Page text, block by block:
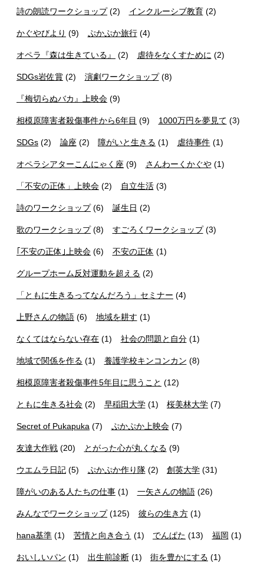
詩の朗読ワークショップ(2) インクルーシブ教育(2)
かぐやびより (9) ぷかぷか旅行(4)
オペラ『森は生きている』 (2) 虐待をなくすために (2)
SDGs岩佐賞 (2) 演劇ワークショップ(8)
『梅切らぬバカ』上映会 (9)
相模原障害者殺傷事件から6年目 (9) 1000万円を夢見て (3)
SDGs (2) 論座 (2) 障がいと生きる (1) 虐待事件 (1)
オペラシアターこんにゃく座 (9) さんわーくかぐや(1)
「不安の正体」上映会 (2) 自立生活(3)
詩のワークショップ(6) 誕生日 (2)
歌のワークショップ(8) すごろくワークショップ(3)
｢不安の正体｣上映会 (6) 不安の正体 (1)
グループホーム反対運動を超える (2)
「ともに生きるってなんだろう」セミナー (4)
上野さんの物語 (6) 地域を耕す (1)
なくてはならない存在 (1) 社会の問題と自分(1)
地域で関係を作る (1) 養護学校キンコンカン (8)
相模原障害者殺傷事件5年目に思うこと (12)
ともに生きる社会 (2) 早稲田大学(1) 桜美林大学 (7)
Secret of Pukapuka (7) ぷかぷか上映会(7)
友達大作戦 (20) とがった心が丸くなる (9)
ウエムラ日記 (5) ぷかぷか作り隊(2) 創英大学 (31)
障がいのある人たちの仕事 (1) 一矢さんの物語(26)
みんなでワークショップ(125) 彼らの生き方(1)
hana基準 (1) 苦情と向き合う (1) でんぱた (13) 福岡 (1)
おいしいパン (1) 出生前診断(1) 街を豊かにする (1)